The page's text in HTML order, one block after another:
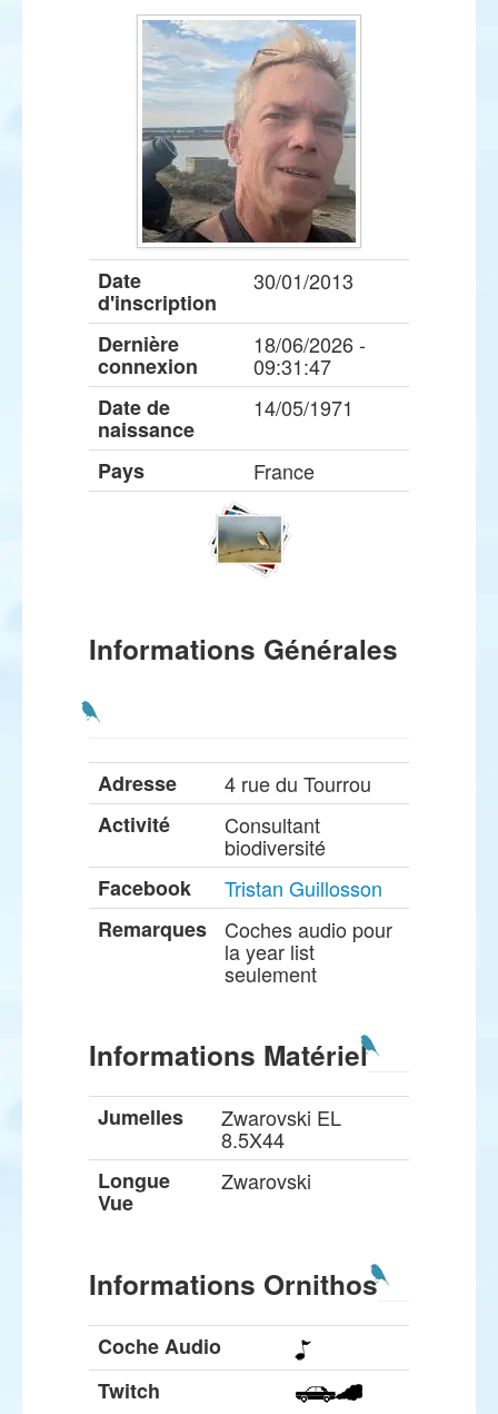
Date
d'inscription
30/01/2013
Dernière
connexion
18/06/2026 -
09:31:47
Date de
naissance
14/05/1971
Pays France
Informations Générales
Adresse
4 rue du Tourrou
Activité
Consultant
biodiversité
Facebook
Tristan Guillosson
Remarques
Coches audio pour
la year list
seulement
Informations Matériel
Jumelles Zwarovski EL
8.5X44
Longue
Vue
Zwarovski
Informations Ornithos
Coche Audio
Twitch